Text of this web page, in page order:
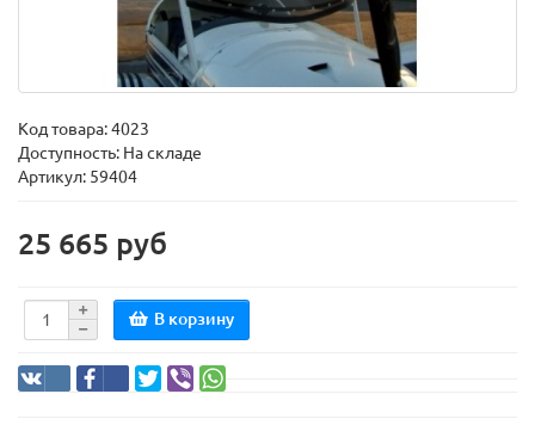
Код товара:4023
Доступность: На складе
Артикул: 59404
25 665 руб
В корзину